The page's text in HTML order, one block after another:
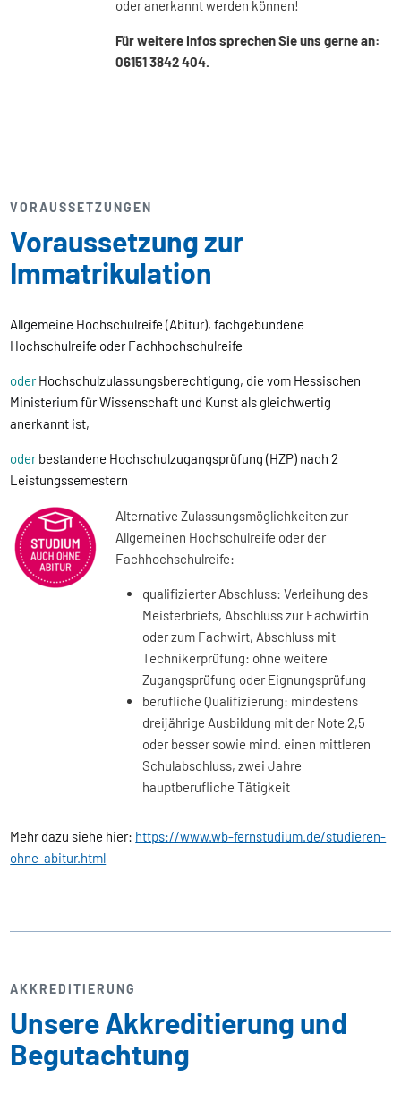
oder anerkannt werden können!
Für weitere Infos sprechen Sie uns gerne an:
06151 3842 404.
VORAUSSETZUNGEN
Voraussetzung zur
Immatrikulation
Allgemeine Hochschulreife (Abitur), fachgebundene
Hochschulreife oder Fachhochschulreife
oderHochschulzulassungsberechtigung, die vom Hessischen
Ministerium für Wissenschaft und Kunst als gleichwertig
anerkannt ist,
oderbestandene Hochschulzugangsprüfung (HZP) nach 2
Leistungssemestern
Alternative Zulassungsmöglichkeiten zur
Allgemeinen Hochschulreife oder der
Fachhochschulreife:
qualifizierter Abschluss: Verleihung des
Meisterbriefs, Abschluss zur Fachwirtin
oder zum Fachwirt, Abschluss mit
Technikerprüfung: ohne weitere
Zugangsprüfung oder Eignungsprüfung
berufliche Qualifizierung: mindestens
dreijährige Ausbildung mit der Note 2,5
oder besser sowie mind. einen mittleren
Schulabschluss, zwei Jahre
hauptberufliche Tätigkeit
Mehr dazu siehe hier: https://www.wb-fernstudium.de/studieren-
ohne-abitur.html
AKKREDITIERUNG
Unsere Akkreditierung und
Begutachtung